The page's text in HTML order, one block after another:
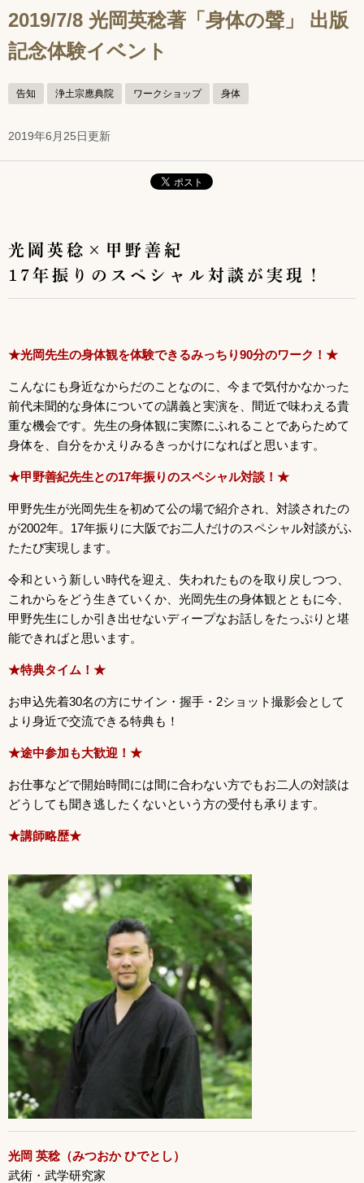
2019/7/8 光岡英稔著「身体の聲」 出版
記念体験イベント
告知 浄土宗應典院 ワークショップ 身体
2019年6月25日更新
光岡英稔×甲野善紀
17年振りのスペシャル対談が実現！
★光岡先生の身体観を体験できるみっちり90分のワーク！★
こんなにも身近なからだのことなのに、今まで気付かなかった
前代未聞的な身体についての講義と実演を、間近で味わえる貴
重な機会です。先生の身体観に実際にふれることであらためて
身体を、自分をかえりみるきっかけになればと思います。
★甲野善紀先生との17年振りのスペシャル対談！★
甲野先生が光岡先生を初めて公の場で紹介され、対談されたの
が2002年。17年振りに大阪でお二人だけのスペシャル対談がふ
たたび実現します。
令和という新しい時代を迎え、失われたものを取り戻しつつ、
これからをどう生きていくか、光岡先生の身体観とともに今、
甲野先生にしか引き出せないディープなお話しをたっぷりと堪
能できればと思います。
★特典タイム！★
お申込先着30名の方にサイン・握手・2ショット撮影会として
より身近で交流できる特典も！
★途中参加も大歓迎！★
お仕事などで開始時間には間に合わない方でもお二人の対談は
どうしても聞き逃したくないという方の受付も承ります。
★講師略歴★
光岡 英稔（みつおか ひでとし）
武術・武学研究家